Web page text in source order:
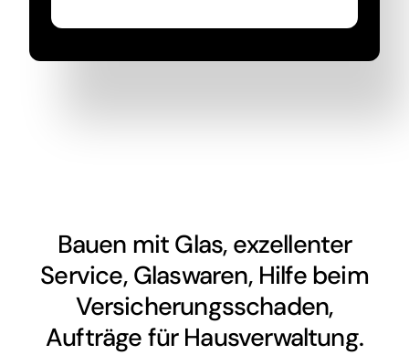
Bauen mit Glas, exzellenter
Service, Glaswaren, Hilfe beim
Versicherungsschaden,
Aufträge für Hausverwaltung.